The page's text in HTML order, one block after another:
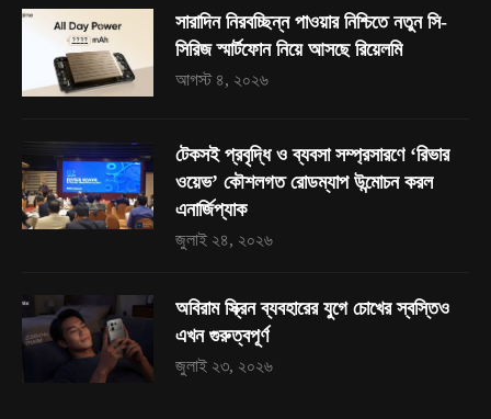
সারাদিন নিরবচ্ছিন্ন পাওয়ার নিশ্চিতে নতুন সি-
সিরিজ স্মার্টফোন নিয়ে আসছে রিয়েলমি
আগস্ট ৪, ২০২৬
টেকসই প্রবৃদ্ধি ও ব্যবসা সম্প্রসারণে ‘রিভার
ওয়েভ’ কৌশলগত রোডম্যাপ উন্মোচন করল
এনার্জিপ্যাক
জুলাই ২৪, ২০২৬
অবিরাম স্ক্রিন ব্যবহারের যুগে চোখের স্বস্তিও
এখন গুরুত্বপূর্ণ
জুলাই ২৩, ২০২৬